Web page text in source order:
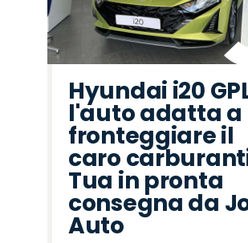
Hyundai i20
l'auto adatta a
fronteggiare il
caro
Tua in pronta
consegna da
Auto